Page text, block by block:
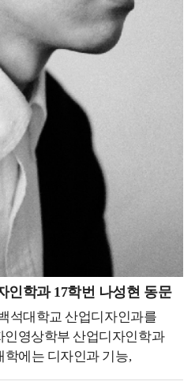
인학과 17학번 나성현 동문
석대학교 산업디자인과를
인영상학부 산업디자인학과
학에는 디자인과 기능,
하이 피델리티 프로토타입으로